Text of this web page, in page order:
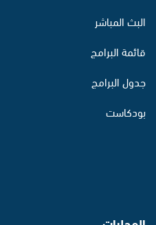
البث المباشر
قائمة البرامج
جدول البرامج
بودكاست